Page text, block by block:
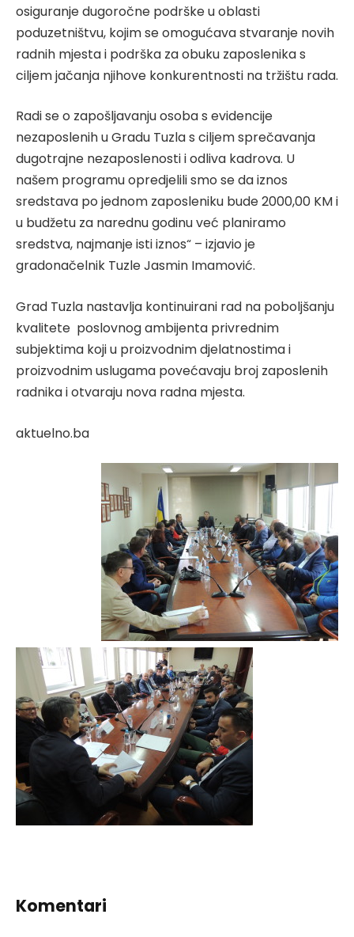
osiguranje dugoročne podrške u oblasti
poduzetništvu, kojim se omogućava stvaranje novih
radnih mjesta i podrška za obuku zaposlenika s
ciljem jačanja njihove konkurentnosti na tržištu rada.
Radi se o zapošljavanju osoba s evidencije
nezaposlenih u Gradu Tuzla s ciljem sprečavanja
dugotrajne nezaposlenosti i odliva kadrova. U
našem programu opredjelili smo se da iznos
sredstava po jednom zaposleniku bude 2000,00 KM i
u budžetu za narednu godinu već planiramo
sredstva, najmanje isti iznos“ – izjavio je
gradonačelnik Tuzle Jasmin Imamović.
Grad Tuzla nastavlja kontinuirani rad na poboljšanju
kvalitete poslovnog ambijenta privrednim
subjektima koji u proizvodnim djelatnostima i
proizvodnim uslugama povećavaju broj zaposlenih
radnika i otvaraju nova radna mjesta.
aktuelno.ba
Komentari